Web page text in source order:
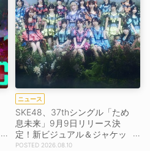
ニュース
SKE48、37thシングル「ため
息未来」9月9日リリース決
定！新ビジュアル＆ジャケッ
ト写真も一挙公開！
2026.08.10